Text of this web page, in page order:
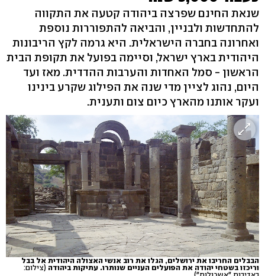
שנאת החינם שפרצה ביהודה קטעה את התקווה
להתחדשות ולבניין, והביאה להתפוררות נוספת
ואחרונה בחברה הישראלית. היא גרמה לקץ הריבונות
היהודית בארץ ישראל, וסיימה בפועל את תקופת הבית
הראשון - סמל האחדות והערבות ההדדית. מאז ועד
היום, נהוג לציין מדי שנה את הפילוג שקרע בינינו
ועקר אותנו מהארץ כיום צום ותענית.
הבבלים החריבו את ירושלים, הגלו את רוב אנשי האצולה היהודית אל בבל
וריכזו בשטחי יהודה את הפועלים העניים שנותרו. עתיקות ביהודה (צילום:
באדיבות "אשכולות")